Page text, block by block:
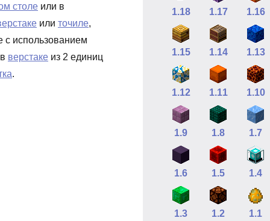
столе или в
или точиле,
с использованием
верстаке из 2 единиц
.
1.18 1.17 1.16
1.15 1.14 1.13
1.12 1.11 1.10
1.9 1.8 1.7
1.6 1.5 1.4
1.3 1.2 1.1